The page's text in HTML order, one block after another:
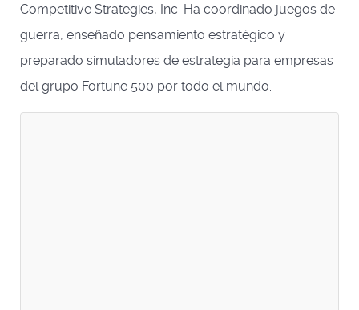
Competitive Strategies, Inc. Ha coordinado juegos de
guerra, enseñado pensamiento estratégico y
preparado simuladores de estrategia para empresas
del grupo Fortune 500 por todo el mundo.